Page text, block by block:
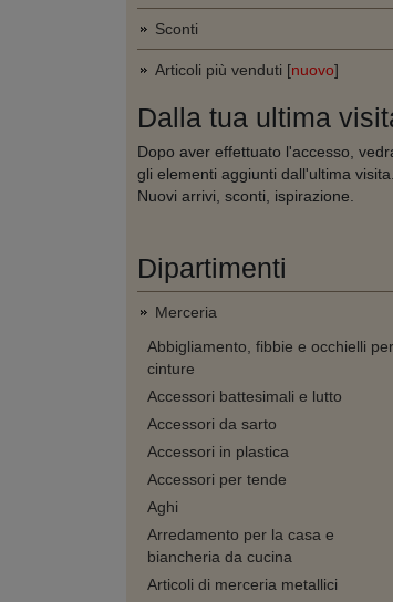
Sconti
Articoli più venduti [nuovo]
Dalla tua ultima
Dopo aver effettuato l'accesso,
gli elementi aggiunti dall'ultima visita.
Nuovi arrivi, sconti, ispirazione.
Dipartimenti
Merceria
Abbigliamento, fibbie e occhielli per
cinture
Accessori battesimali e lutto
Accessori da sarto
Accessori in plastica
Accessori per tende
Aghi
Arredamento per la casa e
biancheria da cucina
Articoli di merceria metallici